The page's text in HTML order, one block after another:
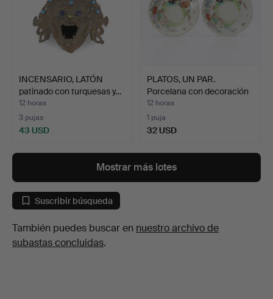
INCENSARIO, LATÓN
patinado con turquesas y…
12 horas
3 pujas
43 USD
PLATOS, UN PAR.
Porcelana con decoración
p…
12 horas
1 puja
32 USD
Mostrar más lotes
Suscribir búsqueda
También puedes buscar en nuestro archivo de
subastas concluidas.